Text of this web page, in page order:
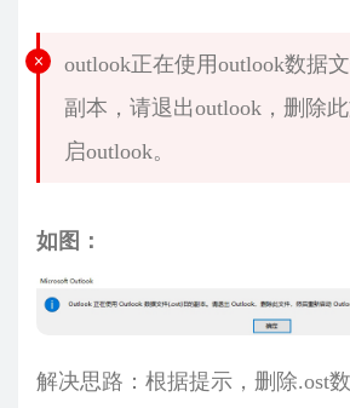
outlook正在使用outlook数据
副本，请退出outlook，删除
启outlook。
如图：
解决思路：根据提示，删除.ost